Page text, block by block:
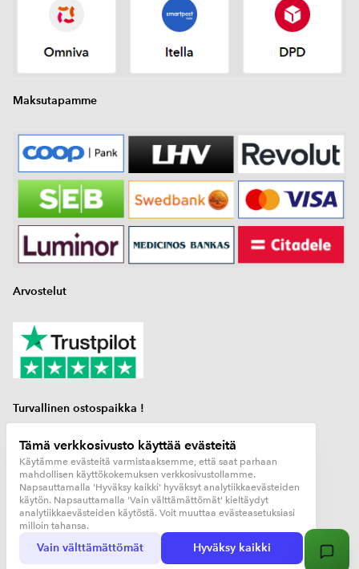
Maksutapamme
Arvostelut
Turvallinen ostospaikka !
kaasupullon mittari
kaasuanturi
matkailuauto lisävarusteet
© Copyright 2026 Reniardo OÜ. All Rights Reserved.
Tämä verkkosivusto käyttää evästeitä
Käytämme evästeitä varmistaaksemme, että saat parhaan
mahdollisen käyttökokemuksen verkkosivustollamme.
Napsauttamalla 'Hyväksy kaikki' hyväksyt analytiikkaevästeiden
käytön. Napsauttamalla 'Vain välttämättömät' kieltäydyt
analytiikkaevästeiden käytöstä. Voit muuttaa evästeasetuksiasi
milloin tahansa.
Vain välttämättömät Hyväksy kaikki